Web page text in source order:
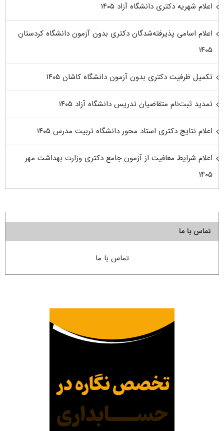
اعلام شهریه دکتری دانشگاه آزاد ۱۴۰۵
اعلام اسامی پذیرفته‌شدگان دکتری بدون آزمون دانشگاه کردستان
۱۴۰۵
تکمیل ظرفیت دکتری بدون آزمون دانشگاه کاشان ۱۴۰۵
تمدید ثبت‌نام متقاضیان تدریس دانشگاه آزاد ۱۴۰۵
اعلام نتایج دکتری استاد محور دانشگاه تربیت مدرس ۱۴۰۵
اعلام شرایط معافیت از آزمون جامع دکتری وزارت بهداشت مهر
۱۴۰۵
تماس با ما
تماس با ما